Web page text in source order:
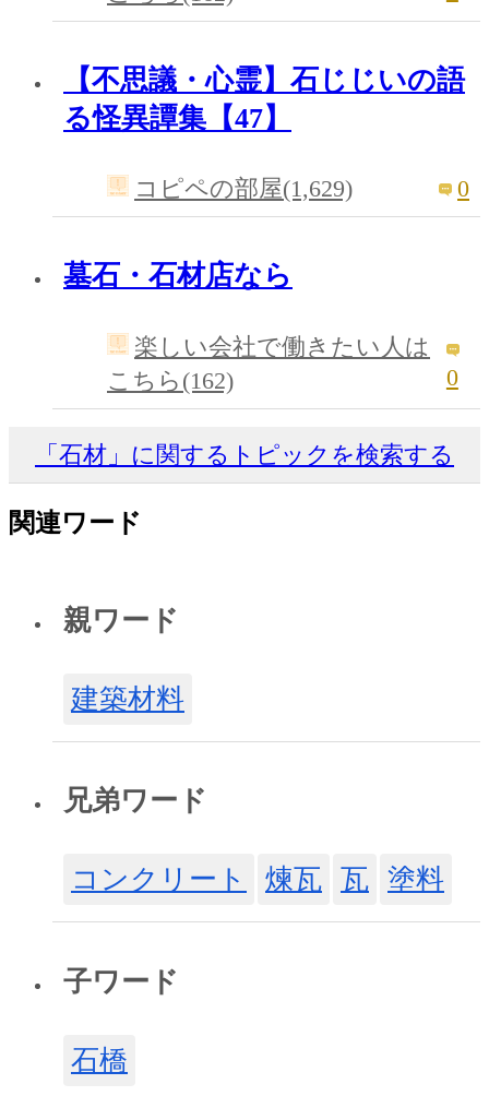
【不思議・心霊】石じじいの語
る怪異譚集【47】
コピペの部屋(1,629) 0
墓石・石材店なら
楽しい会社で働きたい人は
こちら(162)
0
「石材」に関するトピックを検索する
関連ワード
親ワード
建築材料
兄弟ワード
コンクリート 煉瓦 瓦 塗料
子ワード
石橋